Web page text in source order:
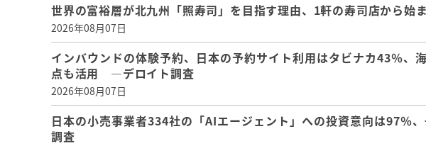
世界の富裕層が北九州「照寿司」を目指す理由、1軒の寿司店から始
2026年08月07日
インバウンドの体験予約、日本の予約サイト利用はタビナカ43％、
点も活用 ―デロイト調査
2026年08月07日
日本の小売事業者334社の「AIエージェント」への投資意向は97
調査